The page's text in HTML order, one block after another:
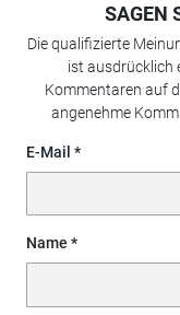
SAGEN
Die qualifizierte
ist ausdrücklich
Kommentaren auf
angenehme
E-Mail
Name